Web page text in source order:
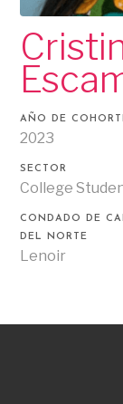
AÑO DE
2023
SECTOR
College
CONDADO DE
DEL NORTE
Lenoir